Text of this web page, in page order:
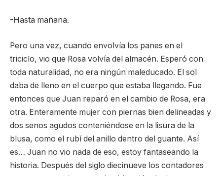
-Hasta mañana.
Pero una vez, cuando envolvía los panes en el
triciclo, vio que Rosa volvía del almacén. Esperó con
toda naturalidad, no era ningún maleducado. El sol
daba de lleno en el cuerpo que estaba llegando. Fue
entonces que Juan reparó en el cambio de Rosa, era
otra. Enteramente mujer con piernas bien delineadas y
dos senos agudos conteniéndose en la lisura de la
blusa, como el rubí del anillo dentro del guante. Así
es… Juan no vio nada de eso, estoy fantaseando la
historia. Después del siglo diecinueve los contadores